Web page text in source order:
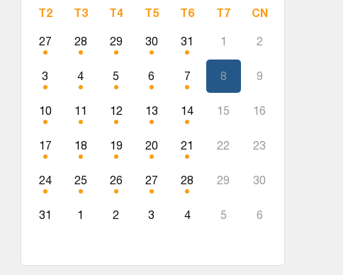
T2 T3 T4 T5 T6 T7 CN
27 28 29 30 31 1 2
3 4 5 6 7 8 9
10 11 12 13 14 15 16
17 18 19 20 21 22 23
24 25 26 27 28 29 30
31 1 2 3 4 5 6